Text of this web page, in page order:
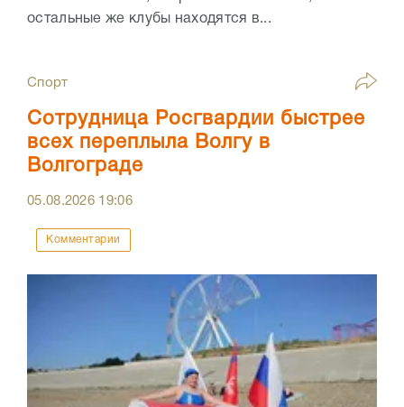
остальные же клубы находятся в...
Спорт
Сотрудница Росгвардии быстрее
всех переплыла Волгу в
Волгограде
05.08.2026 19:06
Комментарии